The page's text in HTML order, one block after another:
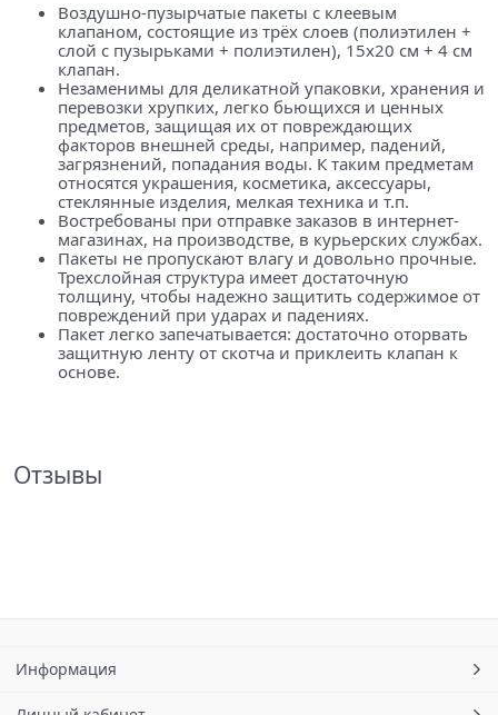
Воздушно-пузырчатые пакеты с клеевым
клапаном, состоящие из трёх слоев (полиэтилен +
слой с пузырьками + полиэтилен), 15x20 см + 4 см
клапан.
Незаменимы для деликатной упаковки, хранения и
перевозки хрупких, легко бьющихся и ценных
предметов, защищая их от повреждающих
факторов внешней среды, например, падений,
загрязнений, попадания воды. К таким предметам
относятся украшения, косметика, аксессуары,
стеклянные изделия, мелкая техника и т.п.
Востребованы при отправке заказов в интернет-
магазинах, на производстве, в курьерских службах.
Пакеты не пропускают влагу и довольно прочные.
Трехслойная структура имеет достаточную
толщину, чтобы надежно защитить содержимое от
повреждений при ударах и падениях.
Пакет легко запечатывается: достаточно оторвать
защитную ленту от скотча и приклеить клапан к
основе.
Отзывы
Информация